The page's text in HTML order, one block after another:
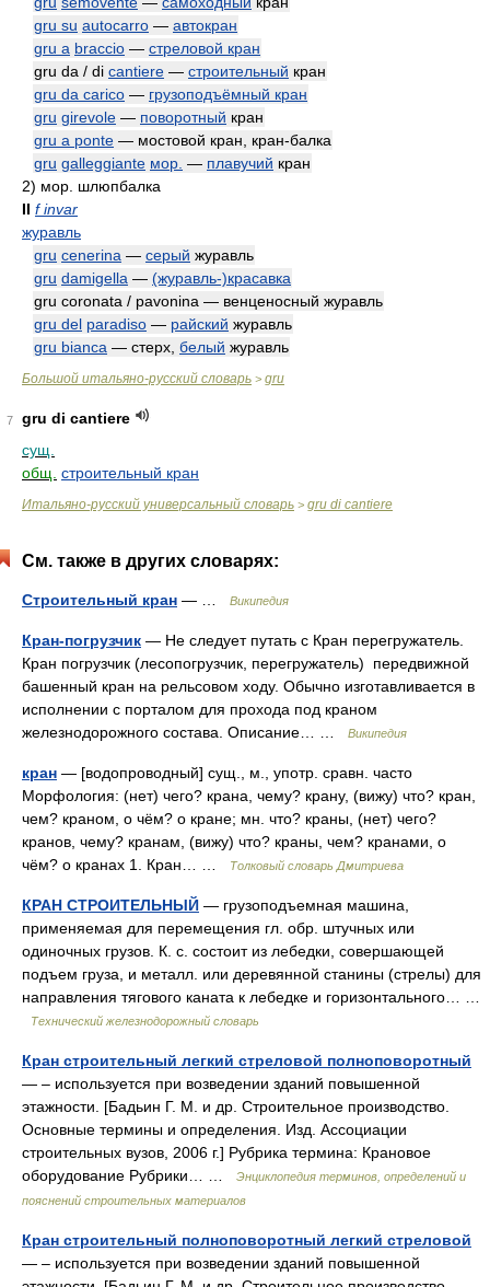
gru su autocarro — автокран
gru a braccio — стреловой кран
gru da / di cantiere — строительный кран
gru da carico — грузоподъёмный кран
gru girevole — поворотный кран
gru a ponte — мостовой кран, кран-балка
gru galleggiante мор. — плавучий кран
2) мор. шлюпбалка
II f invar
журавль
gru cenerina — серый журавль
gru damigella — (журавль-)красавка
gru coronata / pavonina — венценосный журавль
gru del paradiso — райский журавль
gru bianca — стерх, белый журавль
Большой итальяно-русский словарь > gru
7
gru di cantiere
сущ.
общ. строительный кран
Итальяно-русский универсальный словарь > gru di cantiere
См. также в других словарях:
Строительный кран — … Википедия
Кран-погрузчик — Не следует путать с Кран перегружатель.
Кран погрузчик (лесопогрузчик, перегружатель) передвижной
башенный кран на рельсовом ходу. Обычно изготавливается в
исполнении с порталом для прохода под краном
железнодорожного состава. Описание… …
Википедия
кран — [водопроводный] сущ., м., употр. сравн. часто
Морфология: (нет) чего? крана, чему? крану, (вижу) что? кран,
чем? краном, о чём? о кране; мн. что? краны, (нет) чего?
кранов, чему? кранам, (вижу) что? краны, чем? кранами, о
чём? о кранах 1. Кран… …
Толковый словарь Дмитриева
КРАН СТРОИТЕЛЬНЫЙ — грузоподъемная машина,
применяемая для перемещения гл. обр. штучных или
одиночных грузов. К. с. состоит из лебедки, совершающей
подъем груза, и металл. или деревянной станины (стрелы) для
направления тягового каната к лебедке и горизонтального… …
Технический железнодорожный словарь
Кран строительный легкий стреловой полноповоротный
— – используется при возведении зданий повышенной
этажности. [Бадьин Г. М. и др. Строительное производство.
Основные термины и определения. Изд. Ассоциации
строительных вузов, 2006 г.] Рубрика термина: Крановое
оборудование Рубрики… …
Энциклопедия терминов, определений и
пояснений строительных материалов
Кран строительный полноповоротный легкий стреловой
— – используется при возведении зданий повышенной